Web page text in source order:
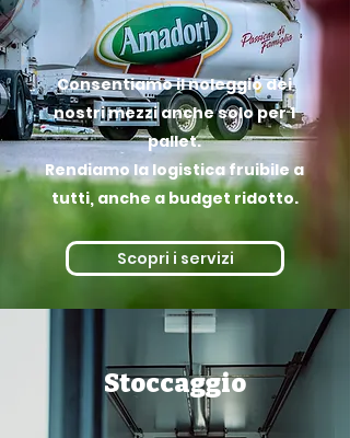
Consentiamo il noleggio dei
nostri mezzi anche solo per 1
pallet.
Rendiamo la logistica fruibile a
tutti, anche a budget ridotto.
Scopri i servizi
Stoccaggio